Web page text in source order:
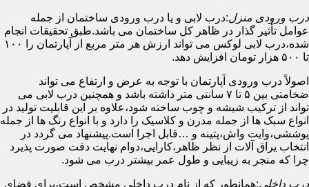
درب ورودی منزل:درب لابی و یا درب ورودی ساختمان از جمله
عوامل تأثیر گذار در ظاهر کل ساختمان می باشد.طبق تحقیقات انجام
شده،درب لابی لوکس می تواند ارزش هر متر مربع از آپارتمان را ۱۰۰
تا ۵۰۰ هزار تومان افزایش دهد.
اصولاً درب ورودی آپارتمان با توجه به عرض و ارتفاع می تواند
ضخامتی بین ۵ تا ۷ سانتی متر داشته باشد و همچنین درب لابی می
تواند از ترکیب شیشه و چوب ساخته شود،علاوه بر این قابلیت تولید در
انواع سبک ها از جمله مدرن و کلاسیک را دارد و با انواع رنگ ها از جمله
پوششی،وایت واش،پتینه و …قابل اجرا است.پیشنهاد می گردد در
انتخاب یراق آلات از نظر ظاهر،کارایی،دوام نهایت دقت صورت پذیرد
چرا که منجر به زیبایی و طول عمر بیشتر درب می شود.
درب داخلی:همانطور که از نام درب داخلی مشخص است،برای فضای